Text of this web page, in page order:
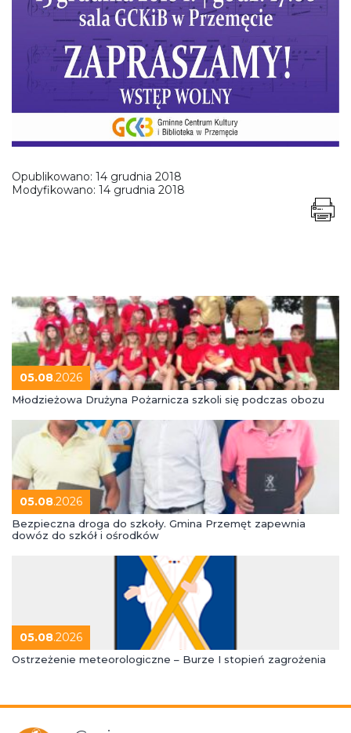
Opublikowano: 14 grudnia 2018
Modyfikowano: 14 grudnia 2018
05.08.2026
Młodzieżowa Drużyna Pożarnicza szkoli się podczas obozu
05.08.2026
Bezpieczna droga do szkoły. Gmina Przemęt zapewnia
dowóz do szkół i ośrodków
05.08.2026
Ostrzeżenie meteorologiczne – Burze I stopień zagrożenia